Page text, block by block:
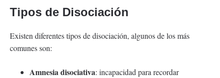
Tipos de Disociación
Existen diferentes tipos de disociación, algunos de los más
comunes son:
Amnesia disociativa: incapacidad para recordar